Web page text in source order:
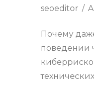
seoeditor
Почему
поведении